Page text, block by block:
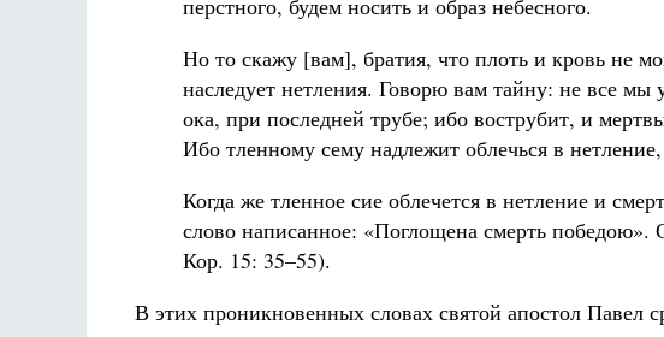
перстного, будем носить и образ небесного.
Но то скажу [вам], братия, что плоть и кровь не
наследует нетления. Говорю вам тайну: не все
ока, при последней трубе; ибо вострубит, и
Ибо тленному сему надлежит облечься в
Когда же тленное сие облечется в нетление и
слово написанное: «Поглощена смерть победою».
Кор. 15: 35–55).
В этих проникновенных словах святой апостол Павел